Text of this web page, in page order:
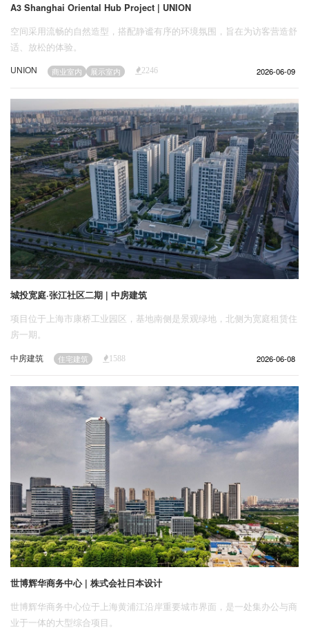
A3 Shanghai Oriental Hub Project | UNION
空间采用流畅的自然造型，搭配静谧有序的环境氛围，旨在为访客营造舒
适、放松的体验。
UNION 商业室内 展示室内 2246 2026-06-09
城投宽庭·张江社区二期 | 中房建筑
项目位于上海市康桥工业园区，基地南侧是景观绿地，北侧为宽庭租赁住
房一期。
中房建筑 住宅建筑 1588 2026-06-08
世博辉华商务中心 | 株式会社日本设计
世博辉华商务中心位于上海黄浦江沿岸重要城市界面，是一处集办公与商
业于一体的大型综合项目。